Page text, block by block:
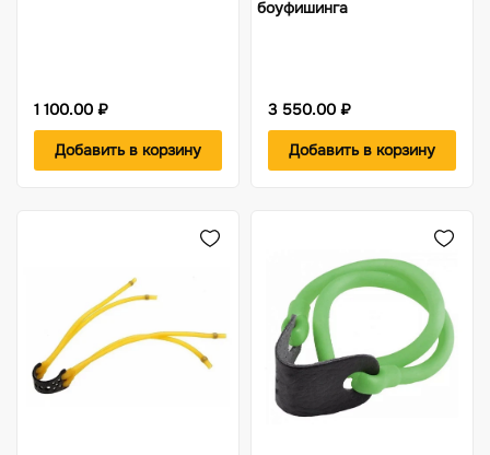
1 100.00 ₽
Добавить в корзину
боуфишинга
3 550.00 ₽
Добавить в корзину